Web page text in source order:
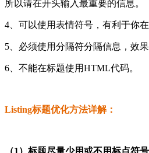
所以请在开头输入最重要的信息。
4、可以使用表情符号，有利于你
5、必须使用分隔符分隔信息，效
6、不能在标题使用HTML代码。
Listing标题优化方法详解：
（1）标题尽量少用或不用标点符号